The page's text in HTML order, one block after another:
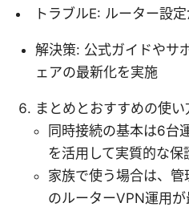
トラブルE: ルーター設
解決策: 公式ガイドやサ
ェアの最新化を実施
まとめとおすすめの使い
同時接続の基本は6台
を活用して実質的な
家族で使う場合は、
のルーターVPN運用